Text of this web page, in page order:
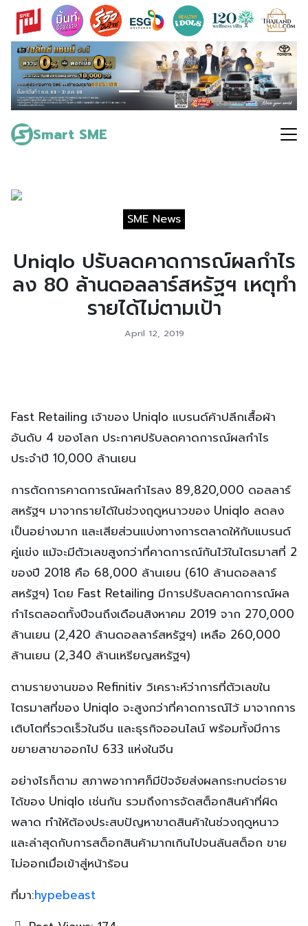
Skip
content
Smart SME
Search
for:
SME News
Uniqlo ปรับลดคาดการณ์ผลกำไร
ลง 80 ล้านดอลลาร์สหรัฐฯ เหตุทำ
รายได้ไม่ตามเป้า
April 12, 2019
Fast Retailing เจ้าของ Uniqlo แบรนด์ค้าปลีกเสื้อผ้า
อันดับ 4 ของโลก ประกาศปรับลดคาดการณ์ผลกำไร
ประจำปี 10,000 ล้านเยน
การตัดการคาดการณ์ผลกำไรลง 89,820,000 ดอลลาร์
สหรัฐฯ มาจากรายได้ในช่วงฤดูหนาวของ Uniqlo ลดลง
เป็นอย่างมาก และเสียส่วนแบ่งทางการตลาดให้กับแบรนด์
คู่แข่ง แม้จะมีตัวเลขสูงกว่าที่คาดการณ์กันไว้ในไตรมาสที่ 2
ของปี 2018 คือ 68,000 ล้านเยน (610 ล้านดอลลาร์
สหรัฐฯ) โดย Fast Retailing มีการปรับลดคาดการณ์ผล
กำไรตลอดทั้งปีจนถึงเดือนสิงหาคม 2019 จาก 270,000
ล้านเยน (2,420 ล้านดอลลาร์สหรัฐฯ) เหลือ 260,000
ล้านเยน (2,340 ล้านเหรียญสหรัฐฯ)
ตามรายงานของ Refinitiv วิเคราะห์ว่าการที่ตัวเลขใน
ไตรมาสที่ของ Uniqlo จะสูงกว่าที่คาดการณ์ไว้ มาจากการ
เติบโตที่รวดเร็วในจีน และธุรกิจออนไลน์ พร้อมทั้งมีการ
ขยายสาขาออกไป 633 แห่งในจีน
อย่างไรก็ตาม สภาพอากาศก็มีปัจจัยส่งผลกระทบต่อราย
ได้ของ Uniqlo เช่นกัน รวมถึงการจัดสต็อกสินค้าที่ผิด
พลาด ทำให้ต้องประสบปัญหาขาดสินค้าในช่วงฤดูหนาว
และล่าสุดกับการสต็อกสินค้ามากเกินไปจนล้นสต็อก ขาย
ไม่ออกเมื่อเข้าสู่หน้าร้อน
ที่มา:hypebeast